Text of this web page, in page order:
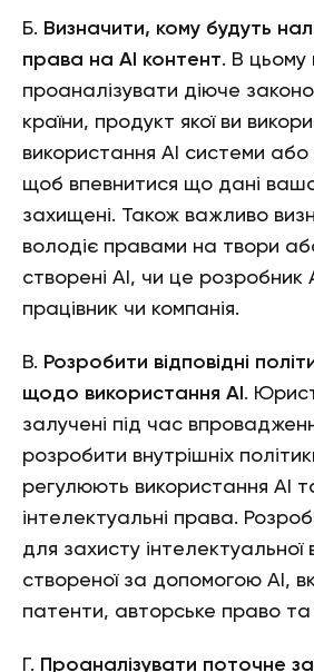
Б. Визначити, кому будуть
права на АІ контент. В цьому
проаналізувати діюче
країни, продукт якої ви
використання АІ системи або
щоб впевнитися що дані
захищені. Також важливо
володіє правами на твори
створені АІ, чи це розробник
працівник чи компанія.
В. Розробити відповідні
щодо використання АІ .
залучені під час
розробити внутрішніх
регулюють використання АІ
інтелектуальні права.
для захисту інтелектуальної
створеної за допомогою АІ,
патенти, авторське право та
Г. Проаналізувати поточне